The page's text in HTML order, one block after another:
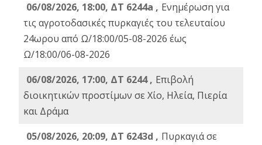
06/08/2026, 18:00, ΔΤ 6244a , Ενημέρωση για
τις αγροτοδασικές πυρκαγιές του τελευταίου
24ωρου από Ω/18:00/05-08-2026 έως
Ω/18:00/06-08-2026
06/08/2026, 17:00, ΔΤ 6244 , Επιβολή
διοικητικών προστίμων σε Χίο, Ηλεία, Πιερία
και Δράμα
05/08/2026, 20:09, ΔΤ 6243d , Πυρκαγιά σε